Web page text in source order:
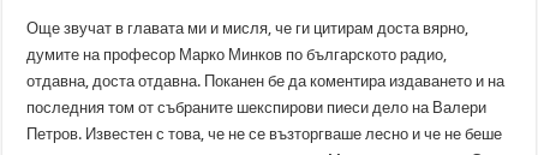
Още звучат в главата ми и мисля, че ги цитирам доста вярно,
думите на професор Марко Минков по българското радио,
отдавна, доста отдавна. Поканен бе да коментира издаването и на
последния том от събраните шекспирови пиеси дело на Валери
Петров. Известен с това, че не се възторгваше лесно и че не беше